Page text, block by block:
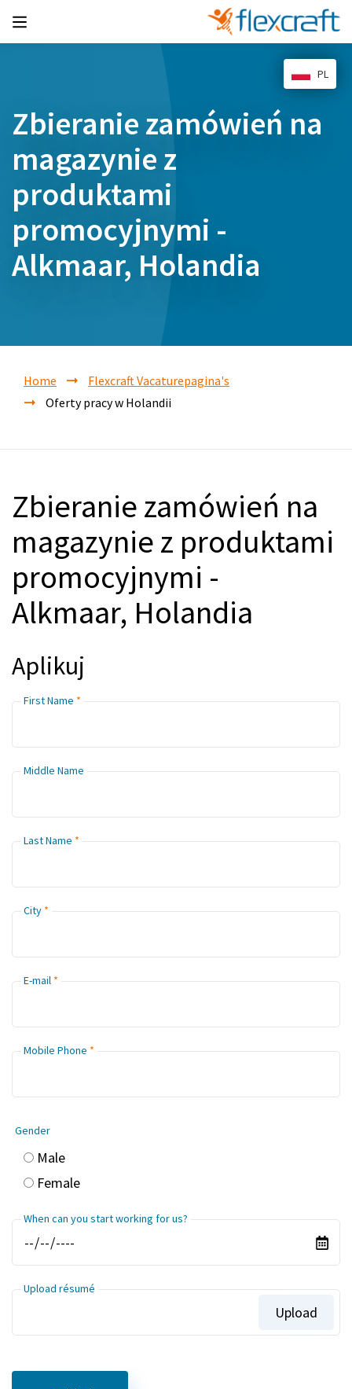
Zbieranie zamówień na
magazynie z
produktami
promocyjnymi -
Alkmaar, Holandia
Home
Flexcraft Vacaturepagina's
Oferty pracy w Holandii
Zbieranie zamówień na
magazynie z produktami
promocyjnymi -
Alkmaar, Holandia
Aplikuj
First Name
Middle Name
Last Name
City
E-mail
Mobile Phone
Gender
Male
Female
When can you start working for us?
Upload résumé
Upload
PL